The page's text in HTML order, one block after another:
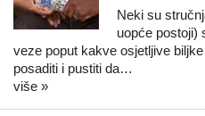
Neki su
uopće postoji)
veze poput kakve osjetljive
posaditi i pustiti da…
više »